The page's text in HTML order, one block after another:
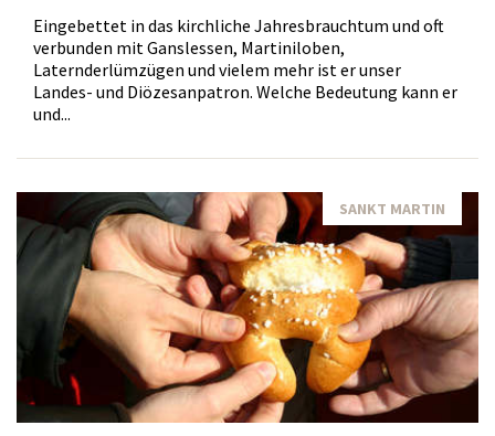
Eingebettet in das kirchliche Jahresbrauchtum und oft
verbunden mit Ganslessen, Martiniloben,
Laternderlümzügen und vielem mehr ist er unser
Landes- und Diözesanpatron. Welche Bedeutung kann er
und...
SANKT MARTIN